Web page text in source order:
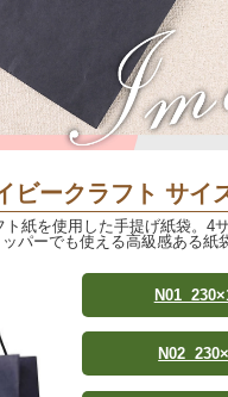
ビークラフト サイ
ト紙を使用した手提げ紙袋。4
パーでも使える高級感ある紙
N01
N02